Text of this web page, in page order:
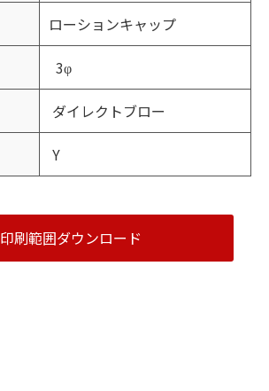
ローションキャップ
3φ
ダイレクトブロー
Y
印刷範囲ダウンロード